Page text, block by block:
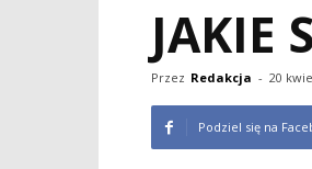
JAKIE
Przez Redakcja - 20
Podziel się na